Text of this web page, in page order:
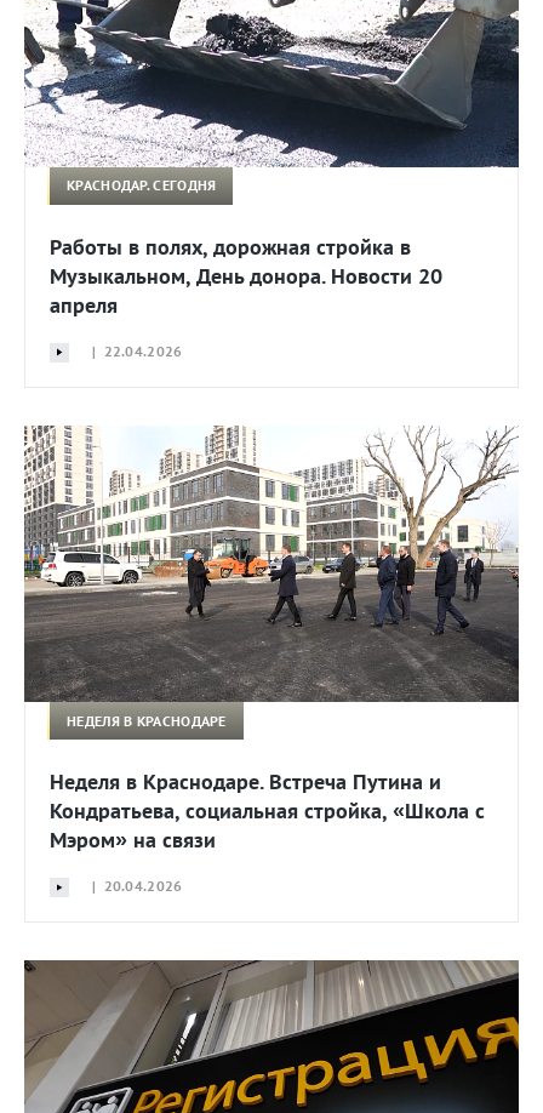
КРАСНОДАР. СЕГОДНЯ
Работы в полях, дорожная стройка в
Музыкальном, День донора. Новости 20
апреля
| 22.04.2026
НЕДЕЛЯ В КРАСНОДАРЕ
Неделя в Краснодаре. Встреча Путина и
Кондратьева, социальная стройка, «Школа с
Мэром» на связи
| 20.04.2026